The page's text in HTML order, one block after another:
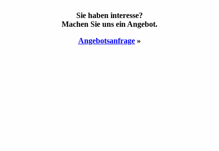
Sie haben inte­resse?
Machen Sie uns ein Ange­bot.
Angebots­anfrage »